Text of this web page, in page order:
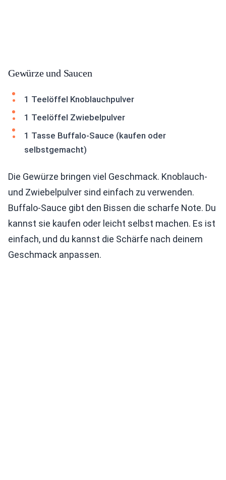
Gewürze und Saucen
1 Teelöffel Knoblauchpulver
1 Teelöffel Zwiebelpulver
1 Tasse Buffalo-Sauce (kaufen oder
selbstgemacht)
Die Gewürze bringen viel Geschmack. Knoblauch-
und Zwiebelpulver sind einfach zu verwenden.
Buffalo-Sauce gibt den Bissen die scharfe Note. Du
kannst sie kaufen oder leicht selbst machen. Es ist
einfach, und du kannst die Schärfe nach deinem
Geschmack anpassen.